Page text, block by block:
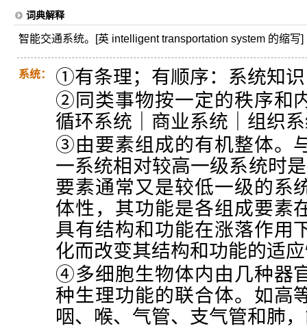
词典解释
智能交通系统。[英 intelligent transportation system 的缩写]
系统：
①有条理；有顺序：系统知
②同类事物按一定的秩序和
循环系统｜商业系统｜组织
③由要素组成的有机整体。
一系统相对较高一级系统时
要素通常又是较低一级的系
体性，其功能是各组成要素
具有结构和功能在涨落作用
化而改变其结构和功能的适
④多细胞生物体内由几种器
种生理功能的联合体。如高
咽、喉、气管、支气管和肺